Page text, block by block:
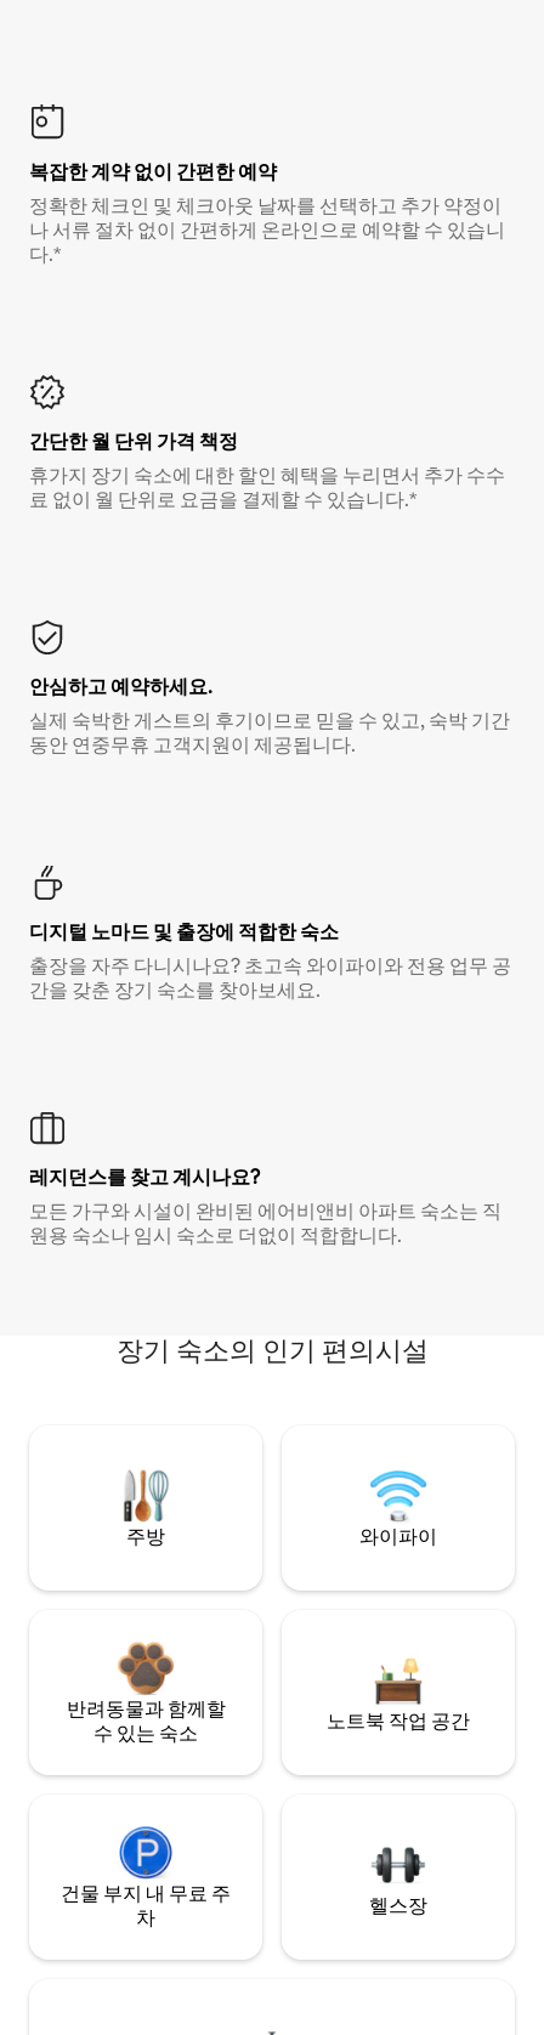
복잡한 계약 없이 간편한 예약
정확한 체크인 및 체크아웃 날짜를 선택하고 추가 약정이
나 서류 절차 없이 간편하게 온라인으로 예약할 수 있습니
다.*
간단한 월 단위 가격 책정
휴가지 장기 숙소에 대한 할인 혜택을 누리면서 추가 수수
료 없이 월 단위로 요금을 결제할 수 있습니다.*
안심하고 예약하세요.
실제 숙박한 게스트의 후기이므로 믿을 수 있고, 숙박 기간
동안 연중무휴 고객지원이 제공됩니다.
디지털 노마드 및 출장에 적합한 숙소
출장을 자주 다니시나요? 초고속 와이파이와 전용 업무 공
간을 갖춘 장기 숙소를 찾아보세요.
레지던스를 찾고 계시나요?
모든 가구와 시설이 완비된 에어비앤비 아파트 숙소는 직
원용 숙소나 임시 숙소로 더없이 적합합니다.
장기 숙소의 인기 편의시설
주방 와이파이
반려동물과 함께할
수 있는 숙소
노트북 작업 공간
건물 부지 내 무료 주
차
헬스장